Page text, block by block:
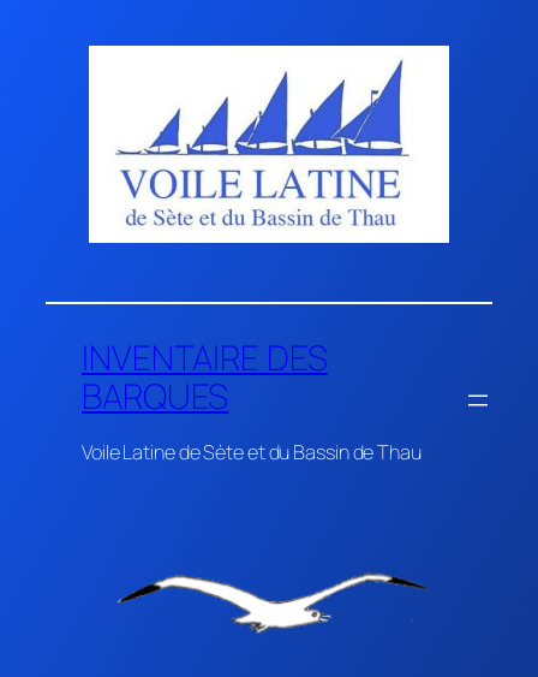
INVENTAIRE DES
BARQUES
Voile Latine de Sète et du Bassin de Thau